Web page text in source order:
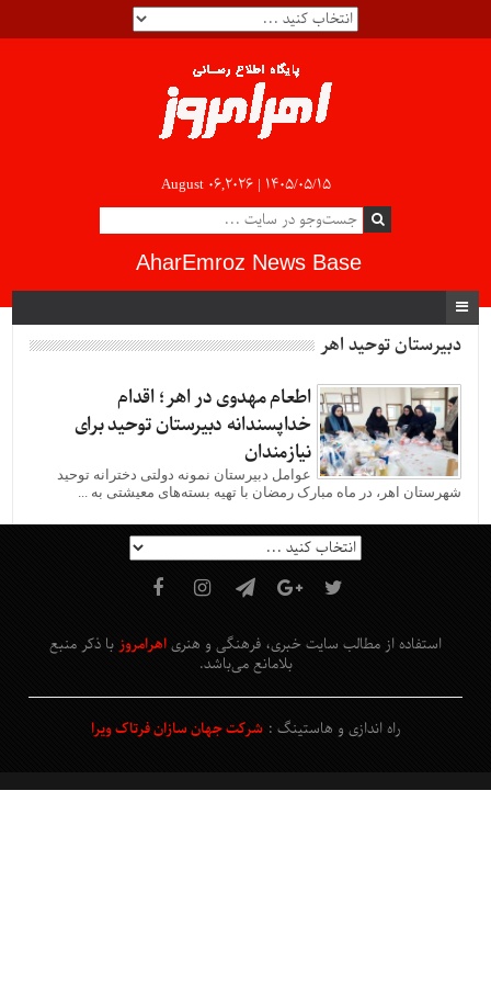
August 06,2026 | ۱۴۰۵/۰۵/۱۵
AharEmroz News Base
دبیرستان توحید اهر
اطعام مهدوی در اهر؛ اقدام
خداپسندانه دبیرستان توحید برای
نیازمندان
عوامل دبیرستان نمونه دولتی دخترانه توحید
شهرستان اهر، در ماه مبارک رمضان با تهیه بسته‌های معیشتی به ...
استفاده از مطالب سایت خبری، فرهنگی و هنری اهرامروز با ذکر منبع
بلامانع می‌باشد.
راه اندازی و هاستینگ :شرکت جهان سازان فرتاک ویرا